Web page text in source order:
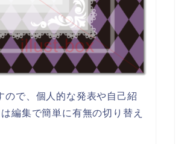
で、個人的な発表や自己紹
編集で簡単に有無の切り替え